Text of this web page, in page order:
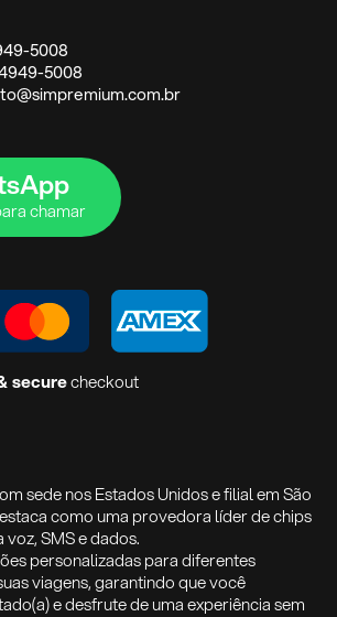
5008
4949-5008
chamar
securecheckout
sede nos Estados Unidos e filial em São
como uma provedora líder de chips
SMS e dados.
personalizadas para diferentes
viagens, garantindo que você
e desfrute de uma experiência sem